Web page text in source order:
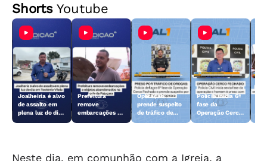
ShortsYoutube
Joalheiria é alvo
de assalto em
plena luz do dia
Prefeitura
remove
embarcações e
Operação
prende suspeito
de tráfico de
Polícia inicia 6ª
fase da
Operação Cerco
Neste dia, em comunhão com a Igreja, a